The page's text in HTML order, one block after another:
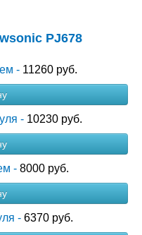
PJ678
- 11260 руб.
- 10230 руб.
- 8000 руб.
- 6370 руб.